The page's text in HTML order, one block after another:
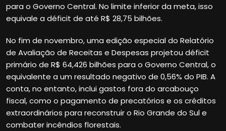
para o Governo Central. No limite inferior da meta, isso
equivale a déficit de até R$ 28,75 bilhões.
No fim de novembro, uma edição especial do Relatório
de Avaliação de Receitas e Despesas projetou déficit
primário de R$ 64,426 bilhões para o Governo Central, o
equivalente a um resultado negativo de 0,56% do PIB. A
conta, no entanto, inclui gastos fora do arcabouço
fiscal, como o pagamento de precatórios e os créditos
extraordinários para reconstruir o Rio Grande do Sul e
combater incêndios florestais.